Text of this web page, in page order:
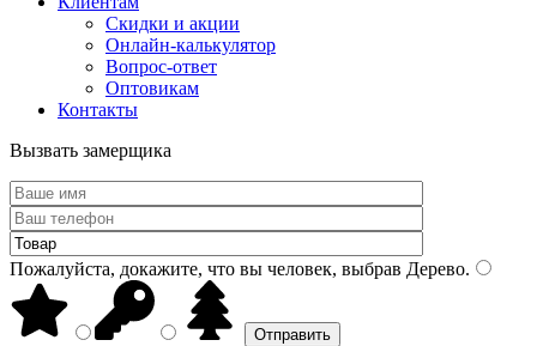
Скидки и акции
Онлайн-калькулятор
Вопрос-ответ
Оптовикам
Контакты
Вызвать замерщика
Пожалуйста, докажите, что вы человек, выбрав Дерево.